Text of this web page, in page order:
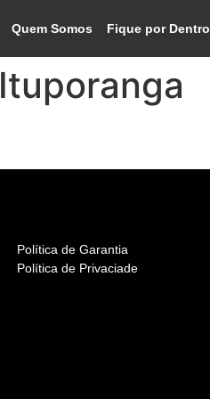
Quem Somos Fique por Dentro
Ituporanga
Política de Garantia
Política de Privaciade